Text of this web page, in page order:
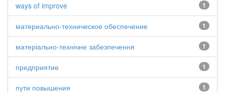
1
ways of improve
1
материально-техническое обеспечение
1
матеріально-технічне забезпечення
1
предприятие
1
пути повышения